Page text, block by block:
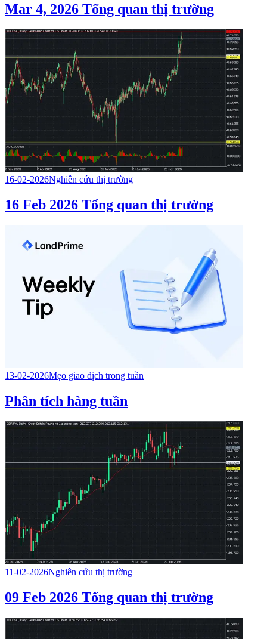
Mar 4, 2026 Tổng quan thị trường
16-02-2026Nghiên cứu thị trường
16 Feb 2026 Tổng quan thị trường
13-02-2026Mẹo giao dịch trong tuần
Phân tích hàng tuần
11-02-2026Nghiên cứu thị trường
09 Feb 2026 Tổng quan thị trường